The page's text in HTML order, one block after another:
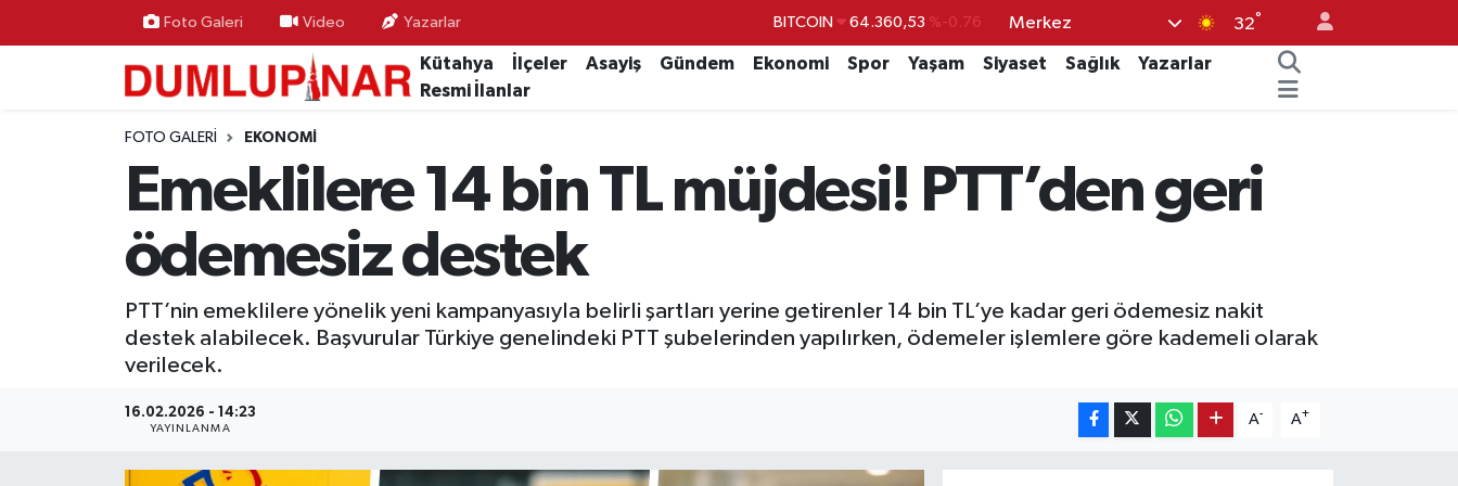
Foto Galeri Video Yazarlar DOLAR 47,7069 %0.17
EURO 55,0265 %0.01
BİST100 13.887 %64
BITCOIN
Merkez 32°
Kütahya İlçeler Asayiş Gündem Ekonomi Spor Yaşam Siyaset Sağlık
Yazarlar
Resmi İlanlar
FOTO GALERI EKONOMI
Emeklilere 14 bin TL müjdesi! PTT’den geri
ödemesiz destek
PTT’nin emeklilere yönelik yeni kampanyasıyla belirli şartları yerine getirenler 14 bin TL’ye kadar geri ödemesiz nakit
destek alabilecek. Başvurular Türkiye genelindeki PTT şubelerinden yapılırken, ödemeler işlemlere göre kademeli olarak
verilecek.
16.02.2026 - 14:23
YAYINLANMA
A- A+
Ekonomi
Eleman
Gündem
Kütahya Hava Durumu
Kütahya Trafik Yoğunluk Haritası
Süper Lig Puan Durumu ve Fikstür
Tüm Manşetler
Son Dakika Haberleri
Haber Arşivi